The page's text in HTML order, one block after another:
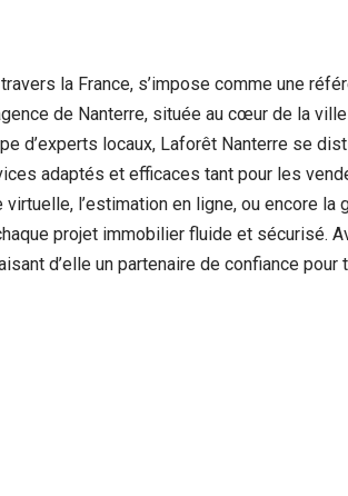
la France, s’impose comme une
de Nanterre, située au cœur de la
d’experts locaux, Laforêt Nanterre se
adaptés et efficaces tant pour les
l’estimation en ligne, ou encore la
projet immobilier fluide et sécurisé.
d’elle un partenaire de confiance